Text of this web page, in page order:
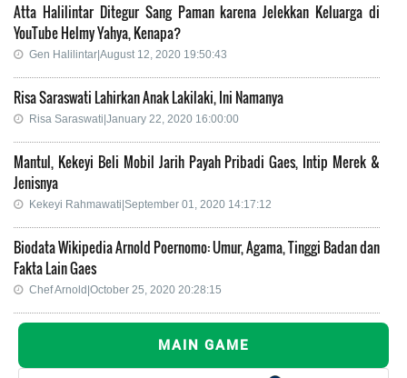
Atta Halilintar Ditegur Sang Paman karena Jelekkan Keluarga di
YouTube Helmy Yahya, Kenapa?
Gen Halilintar|August 12, 2020 19:50:43
Risa Saraswati Lahirkan Anak Lakilaki, Ini Namanya
Risa Saraswati|January 22, 2020 16:00:00
Mantul, Kekeyi Beli Mobil Jarih Payah Pribadi Gaes, Intip Merek &
Jenisnya
Kekeyi Rahmawati|September 01, 2020 14:17:12
Biodata Wikipedia Arnold Poernomo: Umur, Agama, Tinggi Badan dan
Fakta Lain Gaes
Chef Arnold|October 25, 2020 20:28:15
MAIN GAME